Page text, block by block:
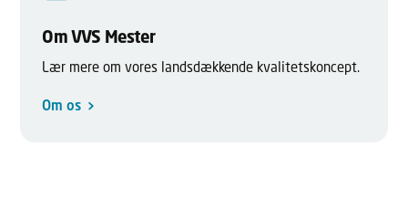
Om VVS Mester
Lær mere om vores landsdækkende kvalitetskoncept.
Om os